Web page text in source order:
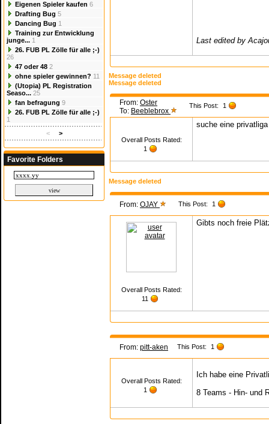
Eigenen Spieler kaufen 6
Drafting Bug 5
Dancing Bug 1
Training zur Entwicklung
junge... 1
26. FUB PL Zölle für alle ;-)
26
47 oder 48 2
ohne spieler gewinnen? 11
(Utopia) PL Registration
Seaso... 25
fan befragung 9
26. FUB PL Zölle für alle ;-)
1
<
>
Favorite Folders
Last edited by
Message deleted
Message deleted
From: Oster
To: Beeblebrox
This Post: 1
Overall Posts Rated:
1
suche eine privatliga
Message deleted
From: OJAY This Post: 1
Overall Posts Rated:
11
Gibts noch freie
From: pitt-aken This Post: 1
Overall Posts Rated:
1
Ich habe eine
8 Teams - Hin- und